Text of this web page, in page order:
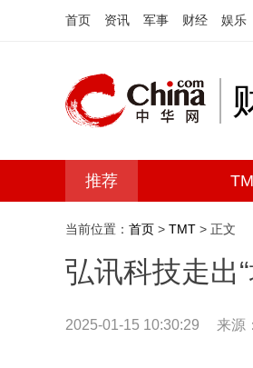
首页 资讯 军事 财经 娱乐
推荐
当前位置： 首页 > TMT > 正文
弘讯科技走出
2025-01-15 10:30:29 来源：